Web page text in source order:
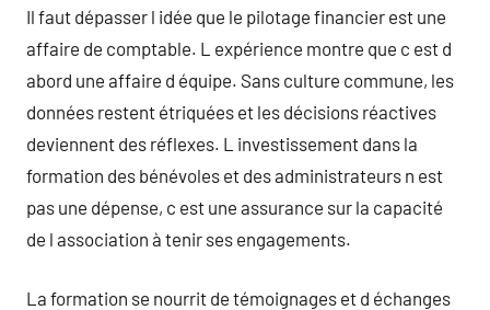
Il faut dépasser l idée que le pilotage financier est une
affaire de comptable. L expérience montre que c est d
abord une affaire d équipe. Sans culture commune, les
données restent étriquées et les décisions réactives
deviennent des réflexes. L investissement dans la
formation des bénévoles et des administrateurs n est
pas une dépense, c est une assurance sur la capacité
de l association à tenir ses engagements.
La formation se nourrit de témoignages et d échanges